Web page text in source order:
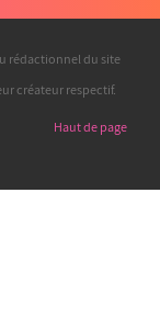
rédactionnel du site
créateur respectif.
Haut de page